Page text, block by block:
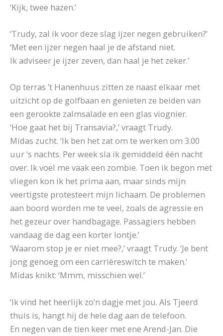
‘Kijk, twee hazen.’
‘Trudy, zal ik voor deze slag ijzer negen gebruiken?’
‘Met een ijzer negen haal je de afstand niet.
Ik adviseer je ijzer zeven, dan haal je het zeker.’
Op terras ’t Hanenhuus zitten ze naast elkaar met
uitzicht op de golfbaan en genieten ze beiden van
een gerookte zalmsalade en een glas viognier.
‘Hoe gaat het bij Transavia?,’ vraagt Trudy.
Midas zucht. ‘Ik ben het zat om te werken om 3.00
uur ‘s nachts. Per week sla ik gemiddeld één nacht
over. Ik voel me vaak een zombie. Toen ik begon met
vliegen kon ik het prima aan, maar sinds mijn
veertigste protesteert mijn lichaam. De problemen
aan boord worden me te veel, zoals de agressie en
het gezeur over handbagage. Passagiers hebben
vandaag de dag een korter lontje.’
‘Waarom stop je er niet mee?,’ vraagt Trudy. ‘Je bent
jong genoeg om een carrièreswitch te maken.’
Midas knikt: ‘Mmm, misschien wel.’
‘Ik vind het heerlijk zo’n dagje met jou. Als Tjeerd
thuis is, hangt hij de hele dag aan de telefoon.
En negen van de tien keer met ene Arend-Jan. Die